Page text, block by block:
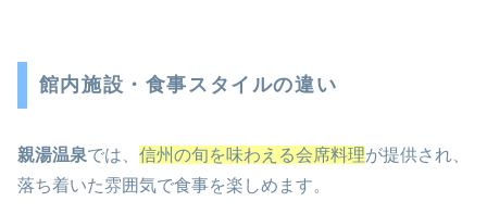
館内施設・食事スタイルの違い
親湯温泉では、 信州の旬を味わえる会席料理が提供され、
落ち着いた雰囲気で食事を楽しめます。